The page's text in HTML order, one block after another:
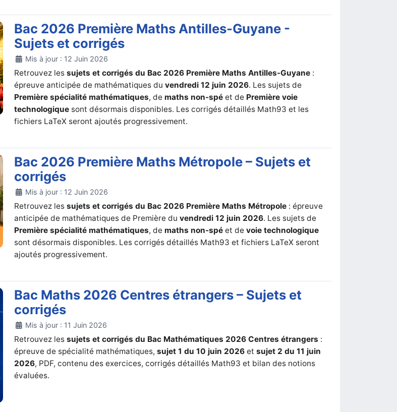
Bac 2026 Première Maths Antilles-Guyane -
Sujets et corrigés
DétailsMis à jour : 12 Juin 2026
Retrouvez lessujets et corrigés du Bac 2026 Première Maths Antilles-Guyane :
épreuve anticipée de mathématiques duvendredi 12 juin 2026. Les sujets de
Première spécialité mathématiques, de maths non-spé et de Première voie
technologique sont désormais disponibles. Les corrigés détaillés Math93 et les
fichiers LaTeX seront ajoutés progressivement.
Bac 2026 Première Maths Métropole – Sujets et
corrigés
DétailsMis à jour : 12 Juin 2026
Retrouvez lessujets et corrigés du Bac 2026 Première Maths Métropole : épreuve
anticipée de mathématiques de Première duvendredi 12 juin 2026. Les sujets de
Première spécialité mathématiques, de maths non-spé et devoie technologique
sont désormais disponibles. Les corrigés détaillés Math93 et fichiers LaTeX seront
ajoutés progressivement.
Bac Maths 2026 Centres étrangers – Sujets et
corrigés
DétailsMis à jour : 11 Juin 2026
Retrouvez lessujets et corrigés du Bac Mathématiques 2026 Centres étrangers :
épreuve de spécialité mathématiques,sujet 1 du 10 juin 2026 etsujet 2 du 11 juin
2026, PDF, contenu des exercices, corrigés détaillés Math93 et bilan des notions
évaluées.